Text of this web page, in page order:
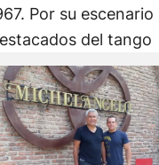
Por su
del tango